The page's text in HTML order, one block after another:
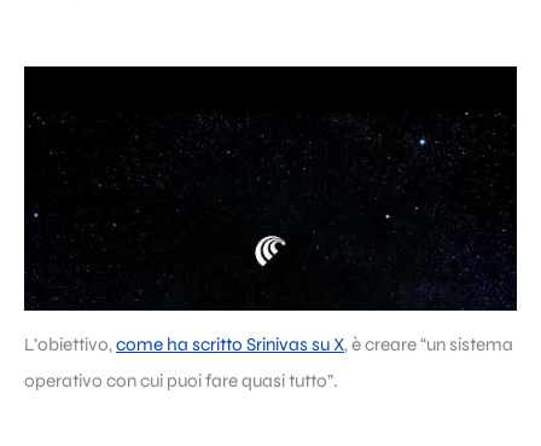
L’obiettivo,come ha scritto Srinivas su X, è creare “un sistema
operativo con cui puoi fare quasi tutto”.